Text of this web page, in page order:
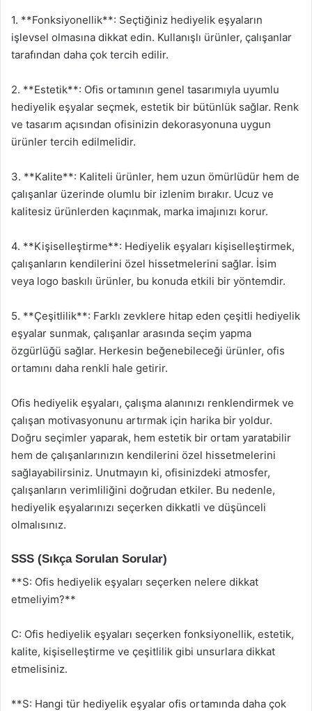
1. **Fonksiyonellik**: Seçtiğiniz hediyelik eşyaların
işlevsel olmasına dikkat edin. Kullanışlı ürünler, çalışanlar
tarafından daha çok tercih edilir.
2. **Estetik**: Ofis ortamının genel tasarımıyla uyumlu
hediyelik eşyalar seçmek, estetik bir bütünlük sağlar. Renk
ve tasarım açısından ofisinizin dekorasyonuna uygun
ürünler tercih edilmelidir.
3. **Kalite**: Kaliteli ürünler, hem uzun ömürlüdür hem de
çalışanlar üzerinde olumlu bir izlenim bırakır. Ucuz ve
kalitesiz ürünlerden kaçınmak, marka imajınızı korur.
4. **Kişiselleştirme**: Hediyelik eşyaları kişiselleştirmek,
çalışanların kendilerini özel hissetmelerini sağlar. İsim
veya logo baskılı ürünler, bu konuda etkili bir yöntemdir.
5. **Çeşitlilik**: Farklı zevklere hitap eden çeşitli hediyelik
eşyalar sunmak, çalışanlar arasında seçim yapma
özgürlüğü sağlar. Herkesin beğenebileceği ürünler, ofis
ortamını daha renkli hale getirir.
Ofis hediyelik eşyaları, çalışma alanınızı renklendirmek ve
çalışan motivasyonunu artırmak için harika bir yoldur.
Doğru seçimler yaparak, hem estetik bir ortam yaratabilir
hem de çalışanlarınızın kendilerini özel hissetmelerini
sağlayabilirsiniz. Unutmayın ki, ofisinizdeki atmosfer,
çalışanların verimliliğini doğrudan etkiler. Bu nedenle,
hediyelik eşyalarınızı seçerken dikkatli ve düşünceli
olmalısınız.
SSS (Sıkça Sorulan Sorular)
**S: Ofis hediyelik eşyaları seçerken nelere dikkat
etmeliyim?**
C: Ofis hediyelik eşyaları seçerken fonksiyonellik, estetik,
kalite, kişiselleştirme ve çeşitlilik gibi unsurlara dikkat
etmelisiniz.
**S: Hangi tür hediyelik eşyalar ofis ortamında daha çok